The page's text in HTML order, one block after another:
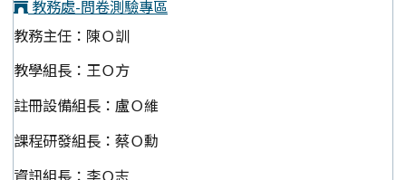
教務處-問卷測驗專區
教務主任：陳Ｏ訓
教學組長：王Ｏ方
註冊設備組長：盧Ｏ維
課程研發組長：蔡Ｏ勳
資訊組長：李Ｏ志